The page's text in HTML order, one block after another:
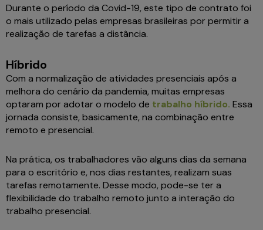
Durante o período da Covid-19, este tipo de contrato foi
o mais utilizado pelas empresas brasileiras por permitir a
realização de tarefas a distância.
Híbrido
Com a normalização de atividades presenciais após a
melhora do cenário da pandemia, muitas empresas
optaram por adotar o modelo de trabalho híbrido. Essa
jornada consiste, basicamente, na combinação entre
remoto e presencial.
Na prática, os trabalhadores vão alguns dias da semana
para o escritório e, nos dias restantes, realizam suas
tarefas remotamente. Desse modo, pode-se ter a
flexibilidade do trabalho remoto junto a interação do
trabalho presencial.